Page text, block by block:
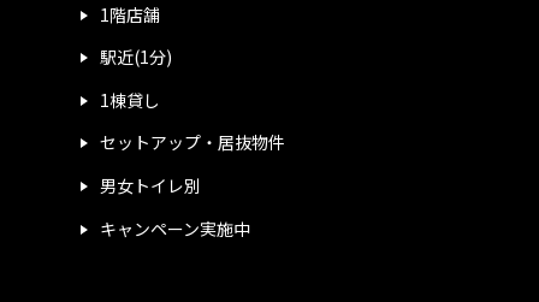
1階店舗
駅近(1分)
1棟貸し
セットアップ・居抜物件
男女トイレ別
キャンペーン実施中